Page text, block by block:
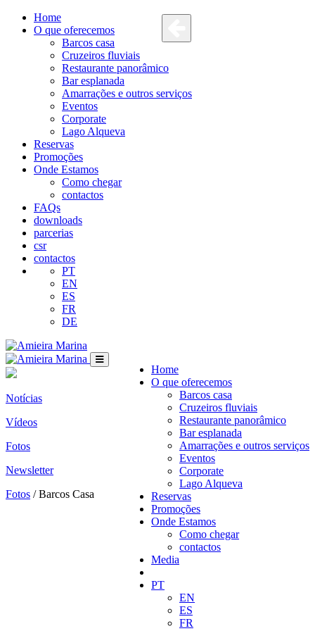
Home
O que oferecemos
Barcos casa
Cruzeiros fluviais
Restaurante panorâmico
Bar esplanada
Amarrações e outros serviços
Eventos
Corporate
Lago Alqueva
Reservas
Promoções
Onde Estamos
Como chegar
contactos
FAQs
downloads
parcerias
csr
contactos
PT
EN
ES
FR
DE
Home
O que oferecemos
Barcos casa
Cruzeiros fluviais
Restaurante panorâmico
Bar esplanada
Amarrações e outros serviços
Eventos
Corporate
Lago Alqueva
Reservas
Promoções
Onde Estamos
Como chegar
contactos
Media
PT
EN
ES
FR
Notícias
Vídeos
Fotos
Newsletter
Fotos / Barcos Casa